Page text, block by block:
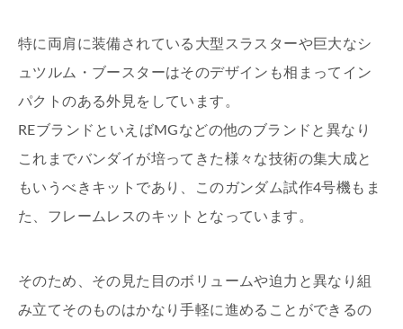
特に両肩に装備されている大型スラスターや巨大なシ
ュツルム・ブースターはそのデザインも相まってイン
パクトのある外見をしています。
REブランドといえばMGなどの他のブランドと異なり
これまでバンダイが培ってきた様々な技術の集大成と
もいうべきキットであり、このガンダム試作4号機もま
た、フレームレスのキットとなっています。
そのため、その見た目のボリュームや迫力と異なり組
み立てそのものはかなり手軽に進めることができるの